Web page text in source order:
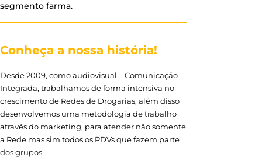
segmento farma.
Conheça a nossa história!
Desde 2009, como audiovisual – Comunicação
Integrada, trabalhamos de forma intensiva no
crescimento de Redes de Drogarias, além disso
desenvolvemos uma metodologia de trabalho
através do marketing, para atender não somente
a Rede mas sim todos os PDVs que fazem parte
dos grupos.